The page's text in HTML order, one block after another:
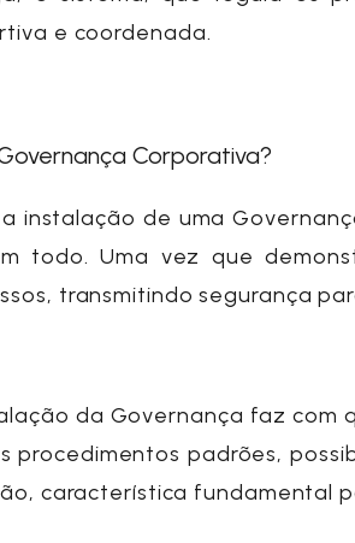
e coordenada.
Corporativa?
a instalação de uma
todo. Uma vez que
transmitindo segurança
da Governança faz
procedimentos padrões,
característica fundamental